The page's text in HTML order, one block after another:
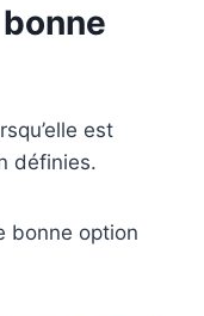
est
définies.
bonne option